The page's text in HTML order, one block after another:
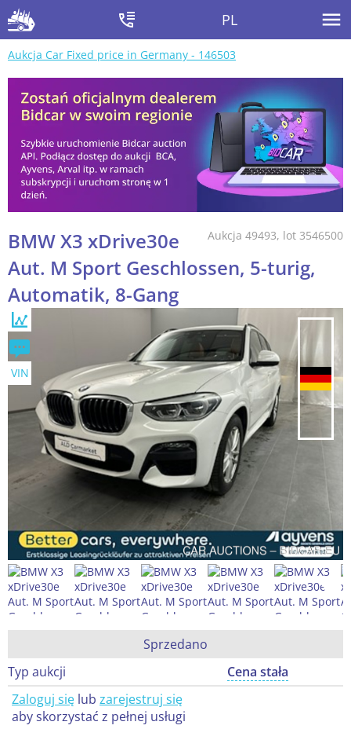
PL
Aukcja Car Fixed price in Germany - 146503
Aukcja 49493, lot 3546500
BMW X3 xDrive30e
Aut. M Sport Geschlossen, 5-turig,
Automatik, 8-Gang
VIN
Sprzedano
Typ aukcji
Cena stała
Zaloguj się lub zarejestruj się
aby skorzystać z pełnej usługi